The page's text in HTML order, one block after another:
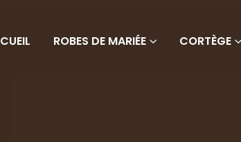
ROBES DE MARIÉE CORTÈGE